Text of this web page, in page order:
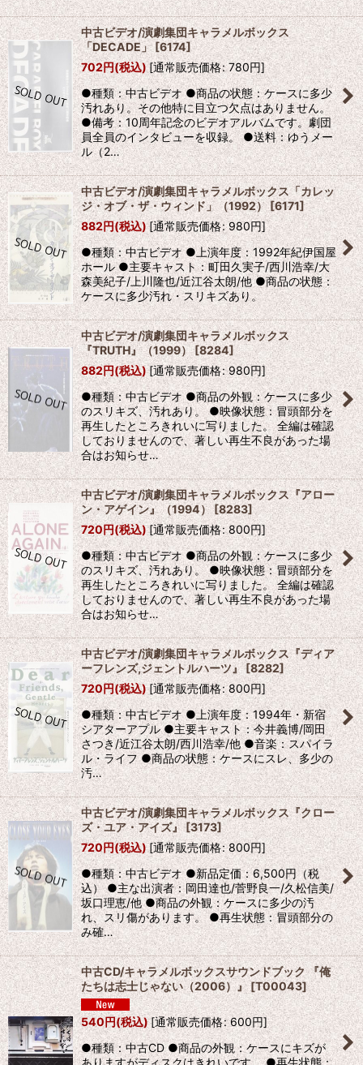
中古ビデオ/演劇集団キャラメルボックス
「DECADE」[6174]
702円(税込)[通常販売価格: 780円]
●種類：中古ビデオ ●商品の状態：ケースに多少
汚れあり。その他特に目立つ欠点はありません。
●備考：10周年記念のビデオアルバムです。劇団
員全員のインタビューを収録。 ●送料：ゆうメー
ル（2…
中古ビデオ/演劇集団キャラメルボックス「カレッ
ジ・オブ・ザ・ウィンド」（1992） [6171]
882円(税込)[通常販売価格: 980円]
●種類：中古ビデオ ●上演年度：1992年紀伊国屋
ホール ●主要キャスト：町田久実子/西川浩幸/大
森美紀子/上川隆也/近江谷太朗/他 ●商品の状態：
ケースに多少汚れ・スリキズあり。
中古ビデオ/演劇集団キャラメルボックス
『TRUTH』（1999）[8284]
882円(税込) [通常販売価格: 980円]
●種類：中古ビデオ ●商品の外観：ケースに多少
のスリキズ、汚れあり。 ●映像状態：冒頭部分を
再生したところきれいに写りました。 全編は確認
しておりませんので、著しい再生不良があった場
合はお知らせ…
中古ビデオ/演劇集団キャラメルボックス『アロー
ン・アゲイン』（1994） [8283]
720円(税込)[通常販売価格: 800円]
●種類：中古ビデオ ●商品の外観：ケースに多少
のスリキズ、汚れあり。 ●映像状態：冒頭部分を
再生したところきれいに写りました。 全編は確認
しておりませんので、著しい再生不良があった場
合はお知らせ…
中古ビデオ/演劇集団キャラメルボックス『ディア
ーフレンズ,ジェントルハーツ』[8282]
720円(税込) [通常販売価格: 800円]
●種類：中古ビデオ ●上演年度：1994年・新宿
シアターアプル ●主要キャスト：今井義博/岡田
さつき/近江谷太朗/西川浩幸/他 ●音楽：スパイラ
ル・ライフ ●商品の状態：ケースにスレ、多少の
汚…
中古ビデオ/演劇集団キャラメルボックス『クロー
ズ・ユア・アイズ』 [3173]
720円(税込)[通常販売価格: 800円]
●種類：中古ビデオ ●新品定価：6,500円（税
込） ●主な出演者：岡田達也/菅野良一/久松信美/
坂口理恵/他 ●商品の外観：ケースに多少の汚
れ、スリ傷があります。 ●再生状態：冒頭部分の
み確…
中古CD/キャラメルボックスサウンドブック 『俺
たちは志士じゃない（2006）』[T00043]
540円(税込)[通常販売価格: 600円]
●種類：中古CD ●商品の外観：ケースにキズが
ありますがディスクはきれいです。 ●再生状態：